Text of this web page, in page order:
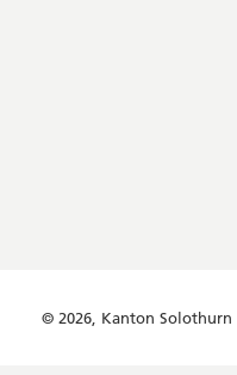
© 2026, Kanton Solothurn